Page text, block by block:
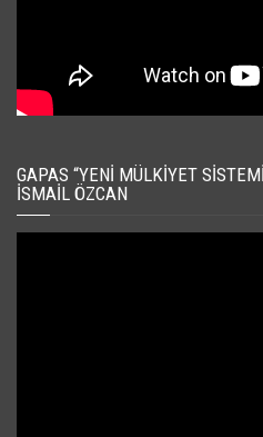
GAPAS “YENI MÜLKIYET
İSMAIL ÖZCAN